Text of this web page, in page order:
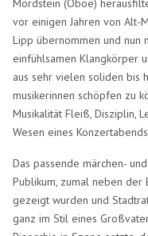
Mordstein (Oboe)
vor einigen Jahren von Alt-
Lipp übernommen und nun
einfühlsamen Klangkörper
aus sehr vielen soliden bis
musikerinnen schöpfen zu
Musikalität Fleiß, Disziplin,
Wesen eines
Das passende märchen-
Publikum, zumal neben der
gezeigt wurden und
ganz im Stil eines